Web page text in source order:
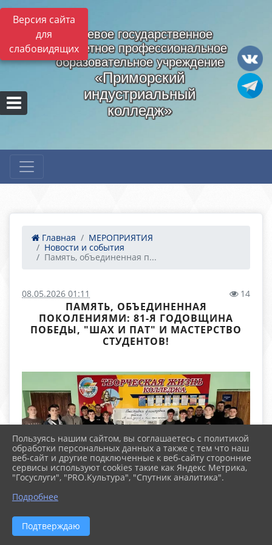
Версия сайта
для
слабовидящих
Краевое государственное
бюджетное профессиональное
образовательное учреждение
«Приморский
индустриальный
колледж»
Главная
МЕРОПРИЯТИЯ
Новости и события
Память, объединенная п...
08.05.2026 01:11 14
ПАМЯТЬ, ОБЪЕДИНЕННАЯ
ПОКОЛЕНИЯМИ: 81-Я ГОДОВЩИНА
ПОБЕДЫ, "ШАХ И ПАТ" И МАСТЕРСТВО
СТУДЕНТОВ!
Пользуясь нашим сайтом, вы соглашаетесь с политикой
обработки персональных данных а также с тем что наш
веб-сайт и другие подключенные к веб-сайту сторонние
сервисы используют cookies такие как Яндекс Метрика,
"Госуслуги", "PRO.Культура", "Спутник аналитика".
Подробнее
Подтверждаю